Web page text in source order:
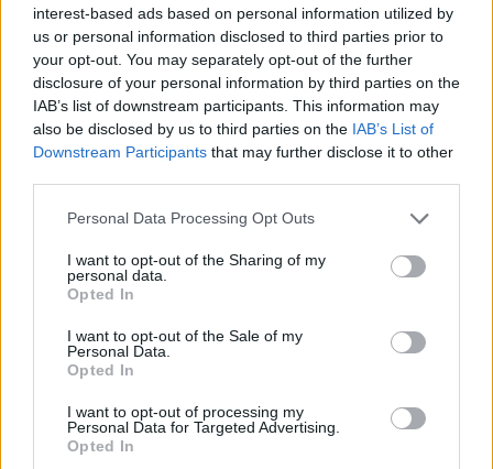
interest-based ads based on personal information utilized by
us or personal information disclosed to third parties prior to
your opt-out. You may separately opt-out of the further
disclosure of your personal information by third parties on the
IAB’s list of downstream participants. This information may
also be disclosed by us to third parties on the IAB’s List of
Downstream Participants that may further disclose it to other
Personal Data Processing Opt Outs
I want to opt-out of the Sharing of my
personal data.
Opted In
I want to opt-out of the Sale of my
Personal Data.
Opted In
I want to opt-out of processing my
Personal Data for Targeted Advertising.
Opted In
7.150 euro
2026-01-21
Bando SWIch - Supporto alle attività di ricerca,
sviluppo, innovazione e alle fasi di industrializzazione dei
relativi r
Finpiemonte S.P.A.
2025-10-22
di lavoro
Agenzia Piemonte Lavoro
2025-06-19
consumo di energia elettrica
Cassa per i servizi energetici e ambientali CSEA
64.323 euro